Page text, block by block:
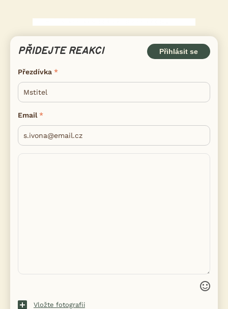
PŘIDEJTE REAKCI Přihlásit se
Přezdívka
Email
Vložte fotografii